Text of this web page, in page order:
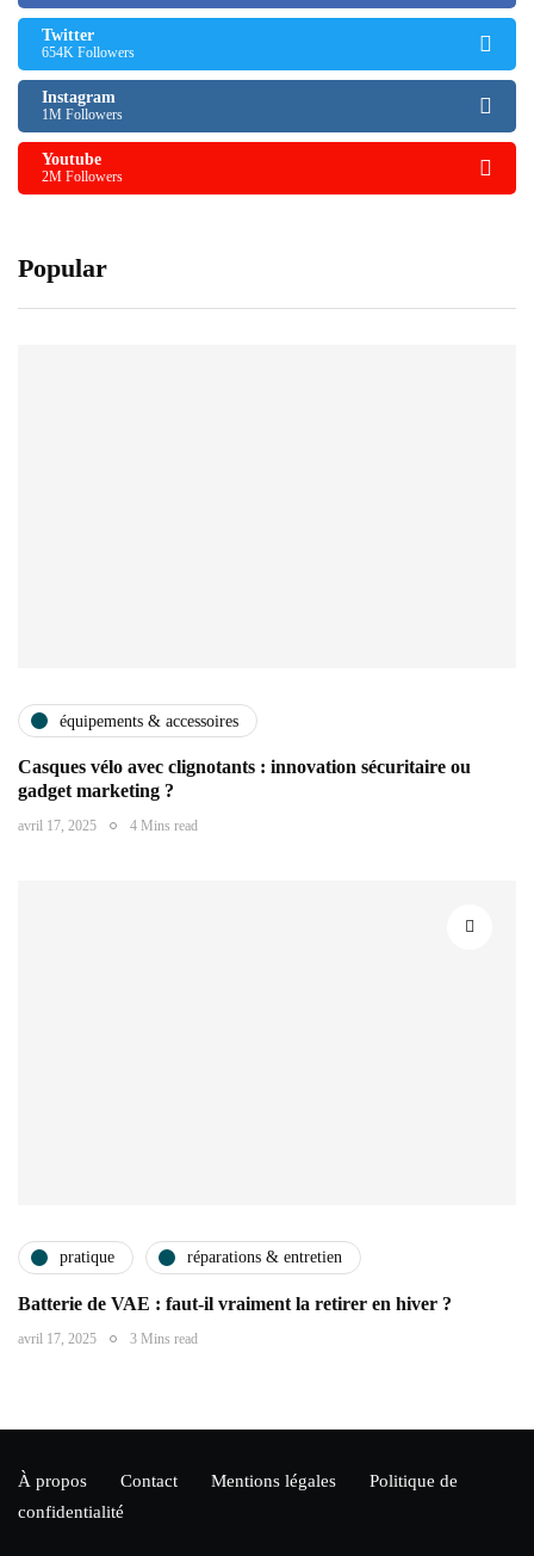
Twitter
654K Followers
Instagram
1M Followers
Youtube
2M Followers
Popular
équipements & accessoires
Casques vélo avec clignotants : innovation sécuritaire ou
gadget marketing ?
avril 17, 2025 4 Mins read
pratique réparations & entretien
Batterie de VAE : faut-il vraiment la retirer en hiver ?
avril 17, 2025 3 Mins read
À propos Contact Mentions légales
Politique de
confidentialité